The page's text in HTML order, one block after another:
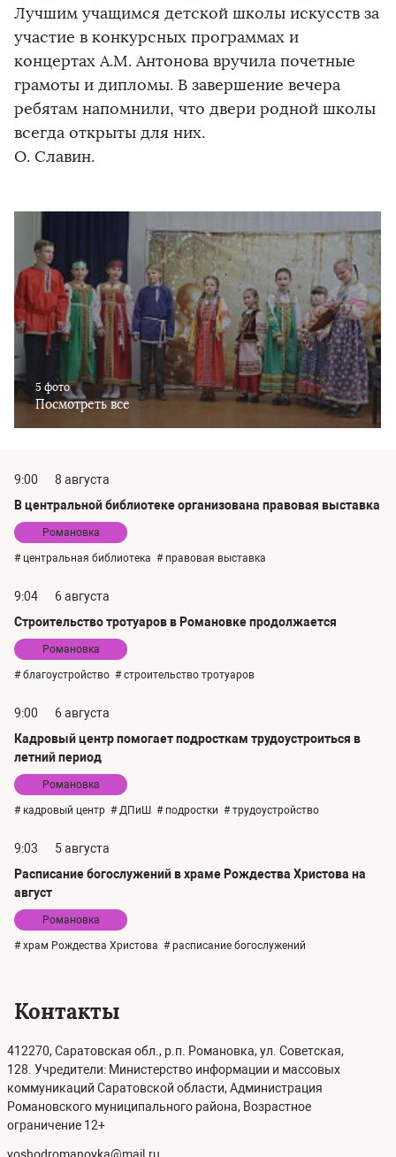
Лучшим учащимся детской школы искусств за
участие в конкурсных программах и
концертах А.М. Антонова вручила почетные
грамоты и дипломы. В завершение вечера
ребятам напомнили, что двери родной школы
всегда открыты для них.
О. Славин.
5 фото
Посмотреть все
9:00
8 августа
В центральной библиотеке организована правовая выставка
Романовка
# центральная библиотека # правовая выставка
9:04
6 августа
Строительство тротуаров в Романовке продолжается
Романовка
# благоустройство # строительство тротуаров
9:00
6 августа
Кадровый центр помогает подросткам трудоустроиться в
летний период
Романовка
# кадровый центр # ДПиШ # подростки # трудоустройство
9:03
5 августа
Расписание богослужений в храме Рождества Христова на
август
Романовка
# храм Рождества Христова # расписание богослужений
Контакты
412270, Саратовская обл., р.п. Романовка, ул. Советская,
128. Учредители: Министерство информации и массовых
коммуникаций Саратовской области, Администрация
Романовского муниципального района, Возрастное
ограничение 12+